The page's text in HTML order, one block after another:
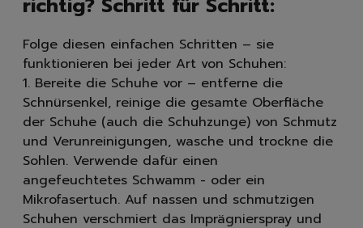
Folge diesen einfachen Schritten – sie
funktionieren bei jeder Art von Schuhen:
1. Bereite die Schuhe vor – entferne die
Schnürsenkel, reinige die gesamte Oberfläche
der Schuhe (auch die Schuhzunge) von Schmutz
und Verunreinigungen, wasche und trockne die
Sohlen. Verwende dafür einen
angefeuchtetes Schwamm - oder ein
Mikrofasertuch. Auf nassen und schmutzigen
Schuhen verschmiert das Imprägnierspray und